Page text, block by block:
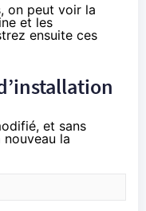
on peut voir la
et les
ensuite ces
et sans
la